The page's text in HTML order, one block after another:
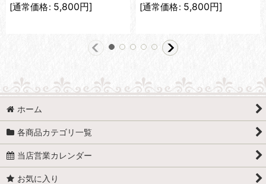
[通常価格: 5,800円]
[通常価格: 5,800円]
ホーム
各商品カテゴリ一覧
当店営業カレンダー
お気に入り